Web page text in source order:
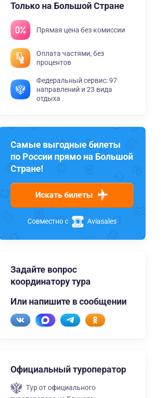
Только на Большой Стране
Прямая цена без комиссии
Оплата частями, без
процентов
Федеральный сервис: 97
направлений и 23 вида
отдыха
Самые выгодные билеты
по России прямо на Большой
Стране!
Искать билеты
Совместно с Aviasales
Задайте вопрос
координатору тура
Или напишите в сообщении
Официальный туроператор
Тур от официального